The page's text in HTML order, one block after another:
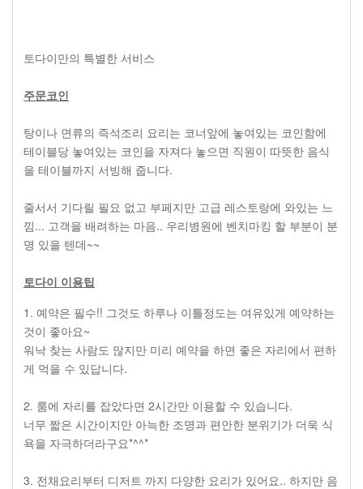
토다이만의 특별한 서비스
주문코인
탕이나 면류의 즉석조리 요리는 코너앞에 놓여있는 코인함에
테이블당 놓여있는 코인을 자져다 놓으면 직원이 따뜻한 음식
을 테이블까지 서빙해 줍니다.
줄서서 기다릴 필요 없고 부페지만 고급 레스토랑에 와있는 느
낌... 고객을 배려하는 마음.. 우리병원에 벤치마킹 할 부분이 분
명 있을 텐데~~
토다이 이용팁
1. 예약은 필수!! 그것도 하루나 이틀정도는 여유있게 예약하는
것이 좋아요~
워낙 찾는 사람도 많지만 미리 예약을 하면 좋은 자리에서 편하
게 먹을 수 있답니다.
2. 룸에 자리를 잡았다면 2시간만 이용할 수 있습니다.
너무 짧은 시간이지만 아늑한 조명과 편안한 분위기가 더욱 식
욕을 자극하더라구요*^^*
3. 전채요리부터 디저트 까지 다양한 요리가 있어요.. 하지만 음